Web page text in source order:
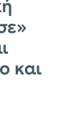
και